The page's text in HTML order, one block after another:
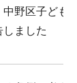
野区子ども
ました